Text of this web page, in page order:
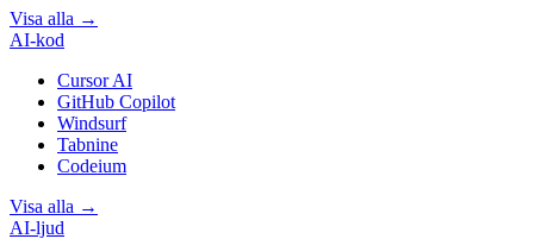
Visa alla →
AI-kod
Cursor AI
GitHub Copilot
Windsurf
Tabnine
Codeium
Visa alla →
AI-ljud